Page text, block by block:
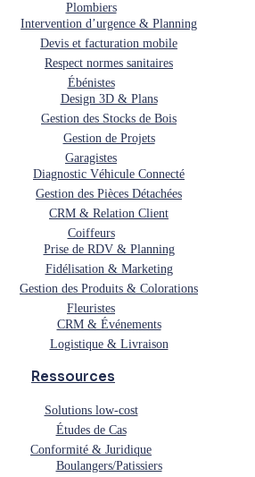
Plombiers
Intervention d’urgence & Planning
Devis et facturation mobile
Respect normes sanitaires
Ébénistes
Design 3D & Plans
Gestion des Stocks de Bois
Gestion de Projets
Garagistes
Diagnostic Véhicule Connecté
Gestion des Pièces Détachées
CRM & Relation Client
Coiffeurs
Prise de RDV & Planning
Fidélisation & Marketing
Gestion des Produits & Colorations
Fleuristes
CRM & Événements
Logistique & Livraison
Ressources
Solutions low-cost
Études de Cas
Conformité & Juridique
Boulangers/Patissiers